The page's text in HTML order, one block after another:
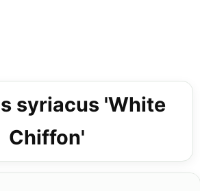
syriacus 'White
Chiffon'